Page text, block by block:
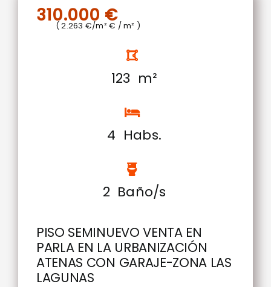
310.000 €
( 2.263 €/m² € / m² )
123 m²
4 Habs.
2 Baño/s
PISO SEMINUEVO VENTA EN
PARLA EN LA URBANIZACIÓN
ATENAS CON GARAJE-ZONA LAS
LAGUNAS